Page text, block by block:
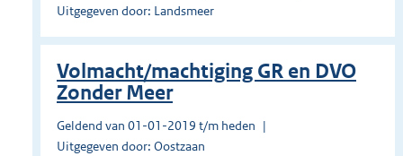
Uitgegeven door: Landsmeer
Volmacht/machtiging GR en DVO
Zonder Meer
Geldend van 01-01-2019 t/m heden
Uitgegeven door: Oostzaan